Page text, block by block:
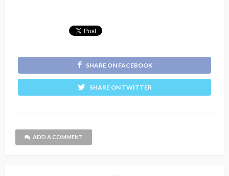
SHARE ON FACEBOOK
SHARE ON TWITTER
ADD A COMMENT